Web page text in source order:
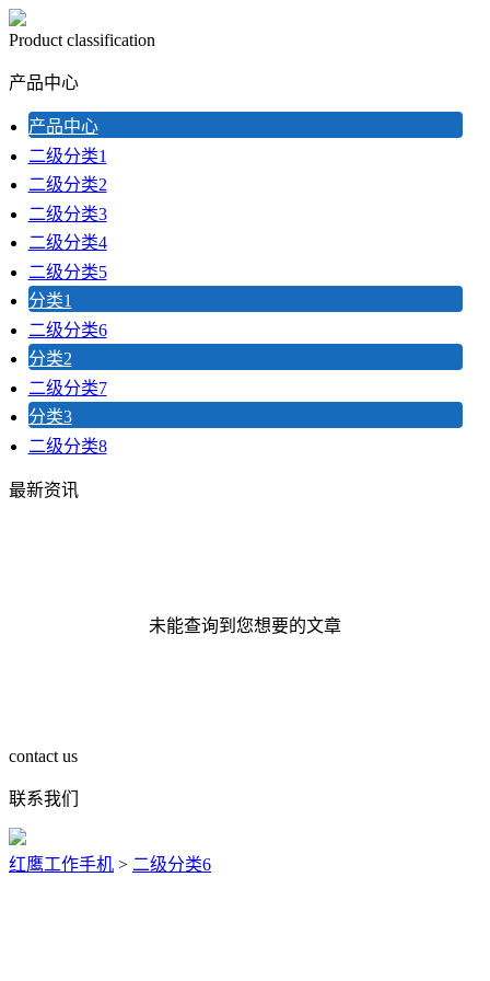
Product classification
产品中心
产品中心
二级分类1
二级分类2
二级分类3
二级分类4
二级分类5
分类1
二级分类6
分类2
二级分类7
分类3
二级分类8
最新资讯
未能查询到您想要的文章
contact us
联系我们
红鹰工作手机 > 二级分类6